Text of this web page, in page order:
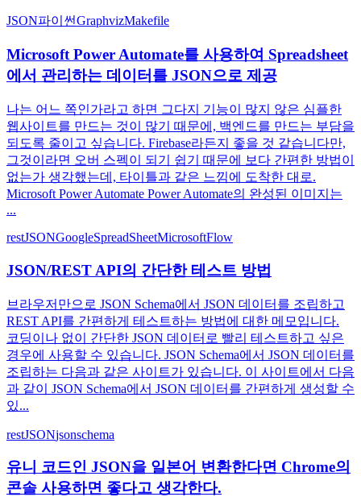
JSON파이썬GraphvizMakefile
Microsoft Power Automate를 사용하여 Spreadsheet
에서 관리하는 데이터를 JSON으로 제공
나는 어느 쪽인가라고 하면 그다지 기능이 많지 않은 심플한
웹사이트를 만드는 것이 많기 때문에, 백엔드를 만드는 부담을
되도록 줄이고 싶습니다. Firebase라든지 좋을 것 같습니다만,
그것이라면 오버 스펙이 되기 쉽기 때문에 보다 간편한 방법이
없는가 생각했는데, 타이틀과 같은 느낌에 도착한 대로.
Microsoft Power Automate Power Automate의 완성된 이미지는
...
restJSONGoogleSpreadSheetMicrosoftFlow
JSON/REST API의 간단한 테스트 방법
브라우저만으로 JSON Schema에서 JSON 데이터를 조립하고
REST API를 간편하게 테스트하는 방법에 대한 메모입니다.
코딩이나 없이 간단한 JSON 데이터로 빨리 테스트하고 싶은
경우에 사용할 수 있습니다. JSON Schema에서 JSON 데이터를
조립하는 다음과 같은 사이트가 있습니다. 이 사이트에서 다음
과 같이 JSON Schema에서 JSON 데이터를 간편하게 생성할 수
있...
restJSONjsonschema
유니 코드인 JSON을 일본어 변환한다면 Chrome의
콘솔 사용하면 좋다고 생각한다.